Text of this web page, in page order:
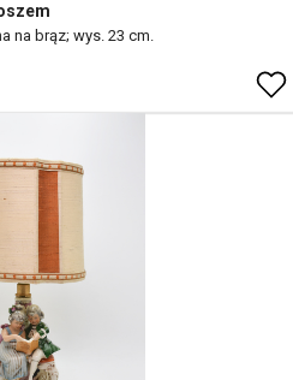
na brąz; wys. 23 cm.